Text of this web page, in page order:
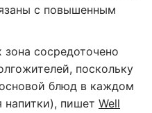
с повышенным
сосредоточено
поскольку
блюд в каждом
напитки), пишет Well